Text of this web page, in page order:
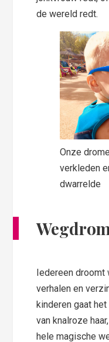
de wereld redt.
Onze
verkleden
dwarrelde
Iedereen droomt
verhalen en
kinderen gaat
van knalroze
hele magische